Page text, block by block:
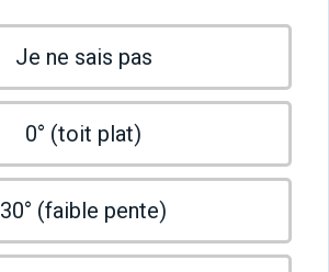
Je ne sais pas
0° (toit plat)
30° (faible pente)